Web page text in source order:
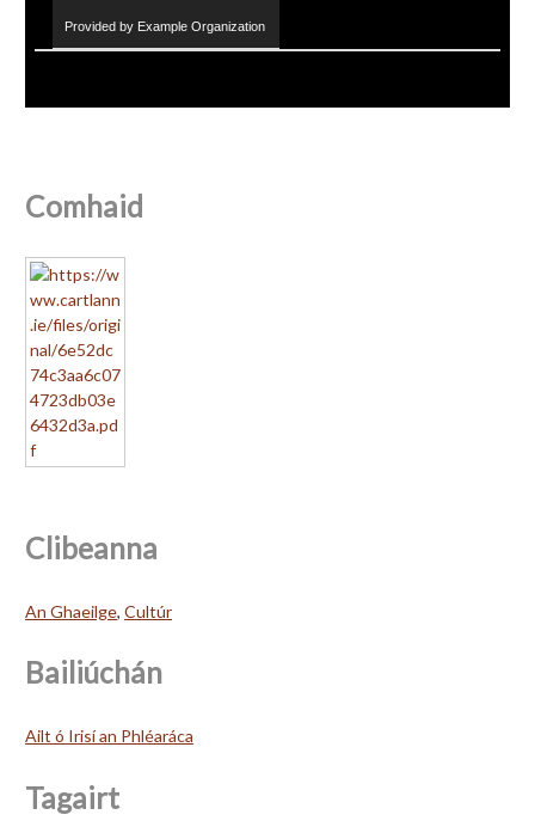
Provided by Example Organization
Comhaid
Clibeanna
An Ghaeilge, Cultúr
Bailiúchán
Ailt ó Irisí an Phléaráca
Tagairt